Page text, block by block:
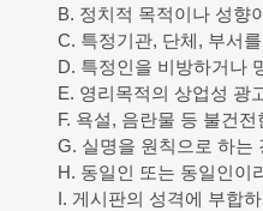
B. 정치적 목적이나 성향
C. 특정기관, 단체, 부서
D. 특정인을 비방하거나
E. 영리목적의 상업성 광
F. 욕설, 음란물 등 불건전
G. 실명을 원칙으로 하는
H. 동일인 또는 동일인이
I. 게시판의 성격에 부합